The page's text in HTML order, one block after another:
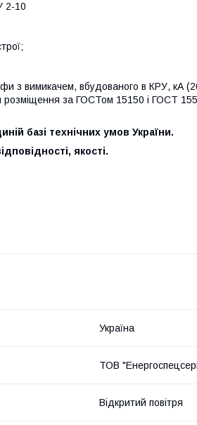
2-10
з вимикачем, вбудованого в КРУ, кА
розміщення за ГОСТом 15150 і ГОСТ
базі технічних умов України.
якості.
Україна
ТОВ
Відкритий повітря